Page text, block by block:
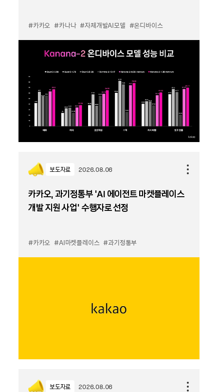
#카카오 #카나나 #자체개발AI모델 #온디바이스
보도자료 2026.08.06
카카오, 과기정통부 ‘AI 에이전트 마켓플레이스
개발 지원 사업’ 수행자로 선정
#카카오 #AI마켓플레이스 #과기정통부
보도자료 2026.08.06